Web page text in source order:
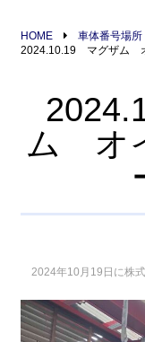
HOME 車体番号場所
2024.10.19 マグザム
ム オ
2024年10月19日に株